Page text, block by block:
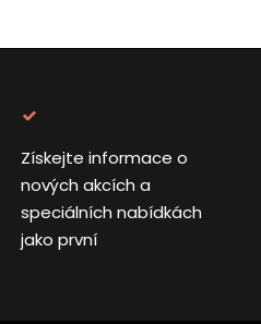
Získejte informace o
nových akcích a
speciálních nabídkách
jako první